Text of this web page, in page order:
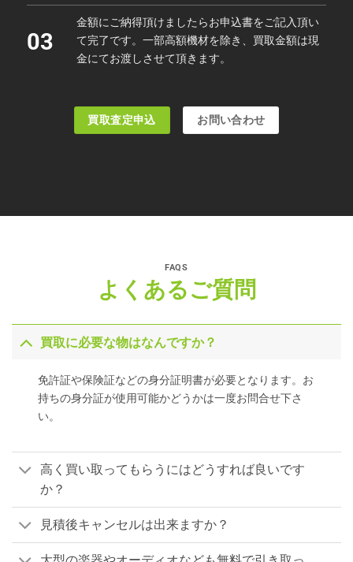
03
金額にご納得頂けましたらお申込書をご記入頂い
て完了です。一部高額機材を除き、買取金額は現
金にてお渡しさせて頂きます。
買取査定申込 お問い合わせ
FAQS
よくあるご質問
買取に必要な物はなんですか？
免許証や保険証などの身分証明書が必要となります。お
持ちの身分証が使用可能かどうかは一度お問合せ下さ
い。
高く買い取ってもらうにはどうすれば良いです
か？
見積後キャンセルは出来ますか？